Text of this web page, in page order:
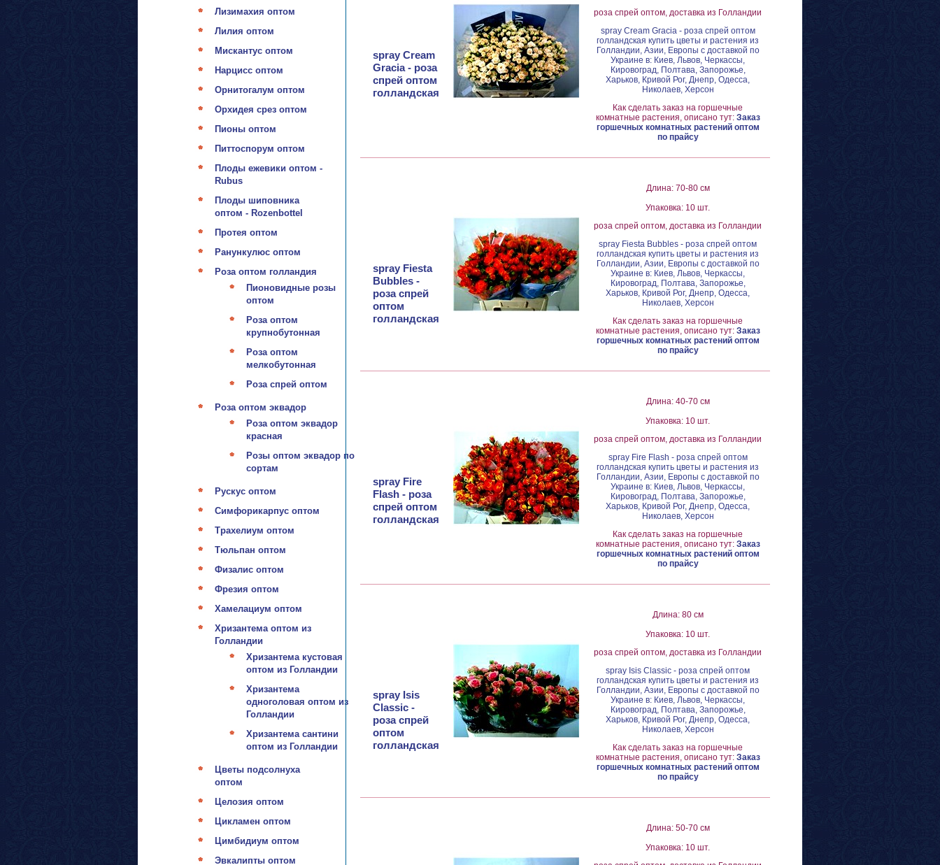
Лизимахия оптом
Лилия оптом
Мискантус оптом
Нарцисс оптом
Орнитогалум оптом
Орхидея срез оптом
Пионы оптом
Питтоспорум оптом
Плоды ежевики оптом -
Rubus
Плоды шиповника
оптом - Rozenbottel
Протея оптом
Ранункулюс оптом
Роза оптом голландия
Пионовидные розы
оптом
Роза оптом
крупнобутонная
Роза оптом
мелкобутонная
Роза спрей оптом
Роза оптом эквадор
Роза оптом эквадор
красная
Розы оптом эквадор по
сортам
Рускус оптом
Симфорикарпус оптом
Трахелиум оптом
Тюльпан оптом
Физалис оптом
Фрезия оптом
Хамелациум оптом
Хризантема оптом из
Голландии
Хризантема кустовая
оптом из Голландии
Хризантема
одноголовая оптом из
Голландии
Хризантема сантини
оптом из Голландии
Цветы подсолнуха
оптом
Целозия оптом
Цикламен оптом
Цимбидиум оптом
Эвкалипты оптом
spray Cream
Gracia - роза
спрей оптом
голландская
роза спрей оптом, доставка из Голландии
spray Cream Gracia - роза спрей оптом
голландская купить цветы и растения из
Голландии, Азии, Европы с доставкой по
Украине в: Киев, Львов, Черкассы,
Кировоград, Полтава, Запорожье,
Харьков, Кривой Рог, Днепр, Одесса,
Николаев, Херсон
Как сделать заказ на горшечные
комнатные растения, описано тут: Заказ
горшечных комнатных растений оптом
по прайсу
spray Fiesta
Bubbles -
роза спрей
оптом
голландская
Длина: 70-80 см
Упаковка: 10 шт.
роза спрей оптом, доставка из Голландии
spray Fiesta Bubbles - роза спрей оптом
голландская купить цветы и растения из
Голландии, Азии, Европы с доставкой по
Украине в: Киев, Львов, Черкассы,
Кировоград, Полтава, Запорожье,
Харьков, Кривой Рог, Днепр, Одесса,
Николаев, Херсон
Как сделать заказ на горшечные
комнатные растения, описано тут: Заказ
горшечных комнатных растений оптом
по прайсу
spray Fire
Flash - роза
спрей оптом
голландская
Длина: 40-70 см
Упаковка: 10 шт.
роза спрей оптом, доставка из Голландии
spray Fire Flash - роза спрей оптом
голландская купить цветы и растения из
Голландии, Азии, Европы с доставкой по
Украине в: Киев, Львов, Черкассы,
Кировоград, Полтава, Запорожье,
Харьков, Кривой Рог, Днепр, Одесса,
Николаев, Херсон
Как сделать заказ на горшечные
комнатные растения, описано тут: Заказ
горшечных комнатных растений оптом
по прайсу
spray Isis
Classic -
роза спрей
оптом
голландская
Длина: 80 см
Упаковка: 10 шт.
роза спрей оптом, доставка из Голландии
spray Isis Classic - роза спрей оптом
голландская купить цветы и растения из
Голландии, Азии, Европы с доставкой по
Украине в: Киев, Львов, Черкассы,
Кировоград, Полтава, Запорожье,
Харьков, Кривой Рог, Днепр, Одесса,
Николаев, Херсон
Как сделать заказ на горшечные
комнатные растения, описано тут: Заказ
горшечных комнатных растений оптом
по прайсу
Длина: 50-70 см
Упаковка: 10 шт.